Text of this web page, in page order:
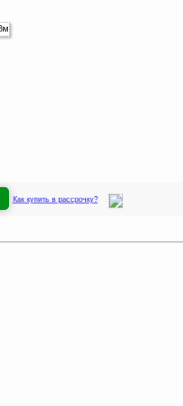
Как купить в рассрочку?